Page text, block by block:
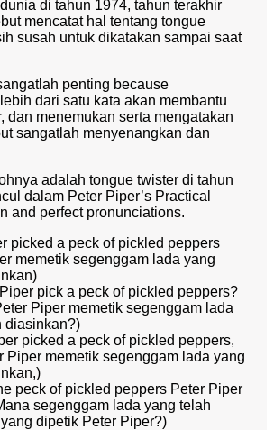
di tahun 1974, tahun terakhir
mencatat hal tentang tongue
susah untuk dikatakan sampai saat
penting because
dari satu kata akan membantu
dan menemukan serta mengatakan
sangatlah menyenangkan dan
adalah tongue twister di tahun
dalam Peter Piper’s Practical
and perfect pronunciations.
picked a peck of pickled peppers
memetik segenggam lada yang
pick a peck of pickled peppers?
Piper memetik segenggam lada
diasinkan?)
picked a peck of pickled peppers,
Piper memetik segenggam lada yang
peck of pickled peppers Peter Piper
segenggam lada yang telah
dipetik Peter Piper?)